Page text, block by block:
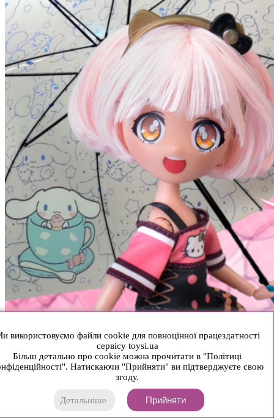
використовуємо файли cookie для повноцінної працездатності
сервісу toysi.ua
Більш детально про cookie можна прочитати в "Політиці
Натискаючи "Прийняти" ви підтверджуєте свою
згоду.
Детальніше Прийняти